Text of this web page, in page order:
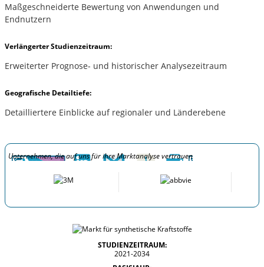
Maßgeschneiderte Bewertung von Anwendungen und
Endnutzern
Verlängerter Studienzeitraum:
Erweiterter Prognose- und historischer Analysezeitraum
Geografische Detailtiefe:
Detailliertere Einblicke auf regionaler und Länderebene
Unternehmen, die auf uns für ihre Marktanalyse vertrauen
STUDIENZEITRAUM:
2021-2034